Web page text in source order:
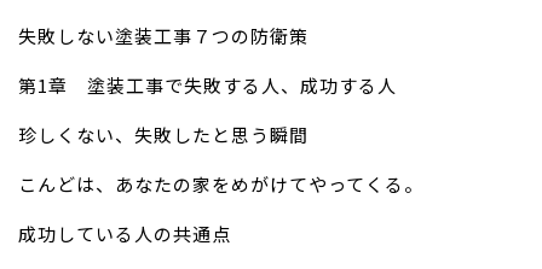
失敗しない塗装工事７つの防衛策
第1章 塗装工事で失敗する人、成功する人
珍しくない、失敗したと思う瞬間
こんどは、あなたの家をめがけてやってくる。
成功している人の共通点